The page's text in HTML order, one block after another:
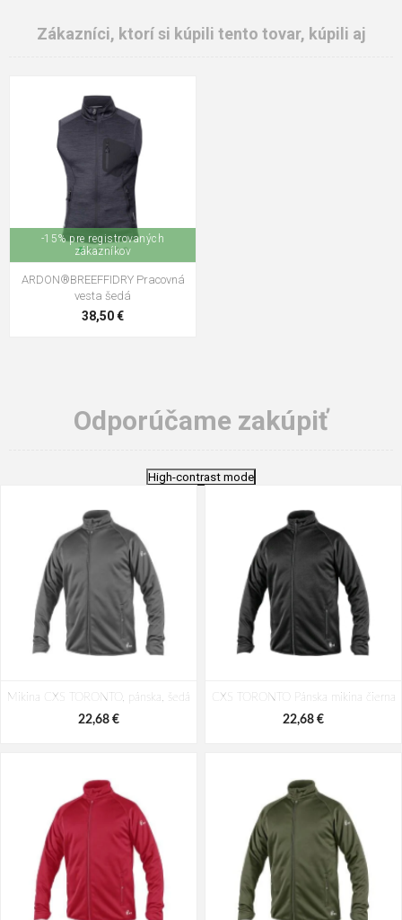
Zákazníci, ktorí si kúpili tento tovar, kúpili aj
-15% pre registrovaných
zákazníkov
ARDON®BREEFFIDRY Pracovná
vesta šedá
38,50 €
Odporúčame zakúpiť
High-contrast mode
Mikina CXS TORONTO, pánska, šedá
22,68 €
CXS TORONTO Pánska mikina čierna
22,68 €